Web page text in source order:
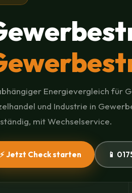
Energievergleich für
und Industrie in
mit Wechselservice.
⚡ Jetzt Check starten 📱